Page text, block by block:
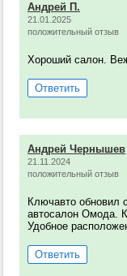
Андрей П.
21.01.2025
положительный отзыв
Хороший салон.
Ответить
Андрей Чернышев
21.11.2024
положительный отзыв
Ключавто обновил
автосалон Омода.
Удобное
Ответить